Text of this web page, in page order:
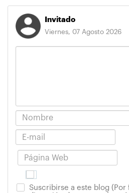
Invitado
Viernes, 07 Agosto 2026
Suscribirse a este blog (Por